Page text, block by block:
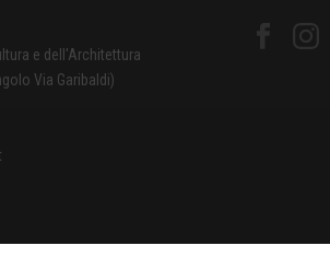
e dell'Architettura
Via Garibaldi)